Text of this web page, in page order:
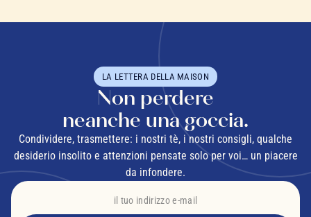
LA LETTERA DELLA MAISON
Non perdere
neanche una goccia.
Condividere, trasmettere: i nostri tè, i nostri consigli, qualche
desiderio insolito e attenzioni pensate solo per voi… un piacere
da infondere.